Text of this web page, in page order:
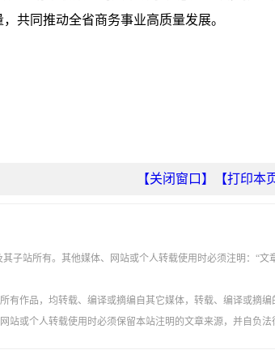
共同推动全省商务事业高质量发展。
【打印本
【关闭窗口】
子站所有。其他媒体、网站或个人转载使用时必须注明：“文
有作品，均转载、编译或摘编自其它媒体，转载、编译或摘编
或个人转载使用时必须保留本站注明的文章来源，并自负法